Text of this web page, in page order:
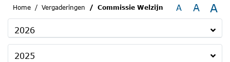
Home
Vergaderingen Commissie Welzijn A A A
2026
2025